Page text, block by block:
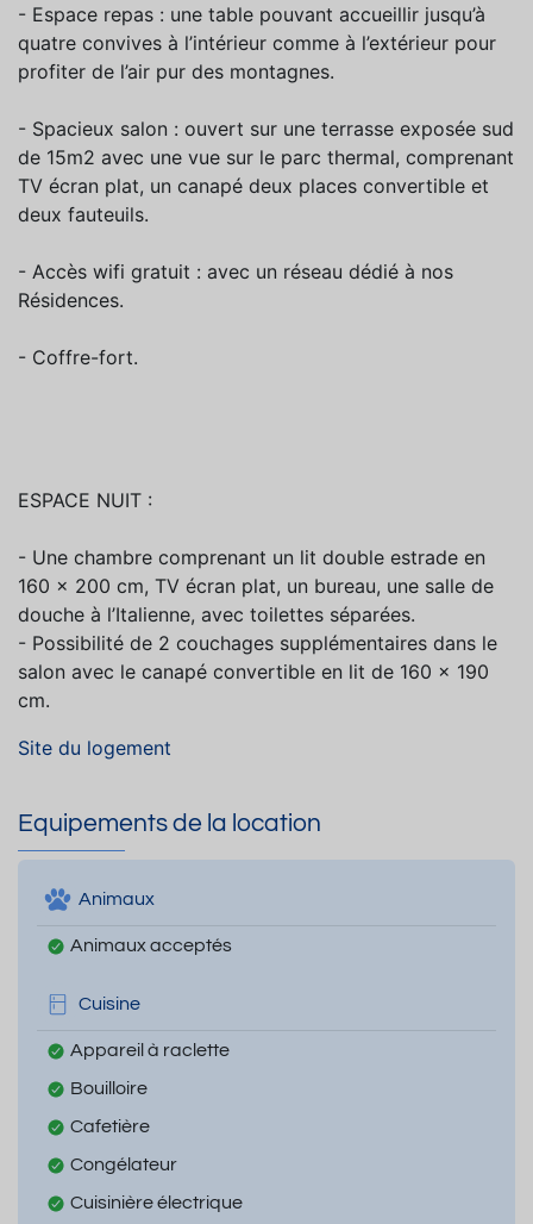
- Espace repas : une table pouvant accueillir jusqu’à
quatre convives à l’intérieur comme à l’extérieur pour
profiter de l’air pur des montagnes.
- Spacieux salon : ouvert sur une terrasse exposée sud
de 15m2 avec une vue sur le parc thermal, comprenant
TV écran plat, un canapé deux places convertible et
deux fauteuils.
- Accès wifi gratuit : avec un réseau dédié à nos
Résidences.
- Coffre-fort.
ESPACE NUIT :
- Une chambre comprenant un lit double estrade en
160 x 200 cm, TV écran plat, un bureau, une salle de
douche à l’Italienne, avec toilettes séparées.
- Possibilité de 2 couchages supplémentaires dans le
salon avec le canapé convertible en lit de 160 x 190
cm.
Site du logement
Equipements de la location
Animaux
Animaux acceptés
Cuisine
Appareil à raclette
Bouilloire
Cafetière
Congélateur
Cuisinière électrique